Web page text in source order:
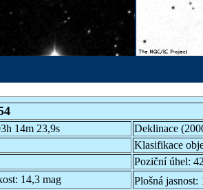
14m 23,9s
Deklinace
Klasifikace
Poziční úhel:
14,3 mag Plošná jasnost: